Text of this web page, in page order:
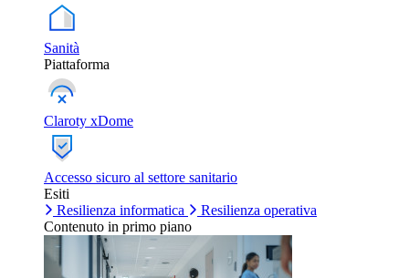
Sanità
Piattaforma
Claroty xDome
Accesso sicuro al settore sanitario
Esiti
Resilienza informatica
Resilienza operativa
Contenuto in primo piano